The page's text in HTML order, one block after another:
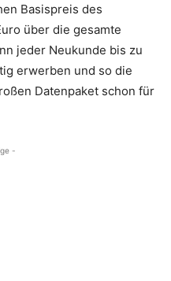
Basispreis des
über die gesamte
jeder Neukunde bis zu
erwerben und so die
Datenpaket schon für
-